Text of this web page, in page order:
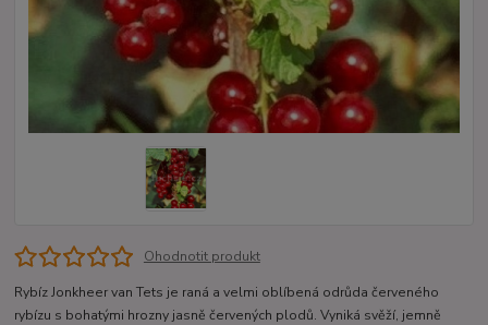
Ohodnotit produkt
Rybíz Jonkheer van Tets je raná a velmi oblíbená odrůda červeného
rybízu s bohatými hrozny jasně červených plodů. Vyniká svěží, jemně